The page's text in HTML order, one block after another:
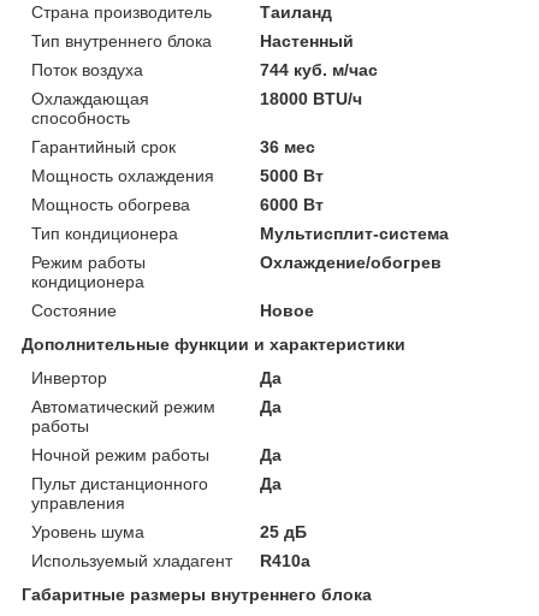
Страна производитель
Таиланд
Тип внутреннего блока
Настенный
Поток воздуха
744 куб. м/час
Охлаждающая
способность
18000 BTU/ч
Гарантийный срок
36 мес
Мощность охлаждения
5000 Вт
Мощность обогрева
6000 Вт
Тип кондиционера
Мультисплит-система
Режим работы
кондиционера
Охлаждение/обогрев
Состояние
Новое
Дополнительные функции и характеристики
Инвертор
Да
Автоматический режим
работы
Да
Ночной режим работы
Да
Пульт дистанционного
управления
Да
Уровень шума
25 дБ
Используемый хладагент
R410a
Габаритные размеры внутреннего блока